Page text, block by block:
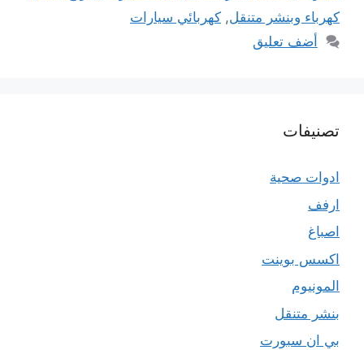
كهرباء وبنشر متنقل, كهربائي سيارات
أضف تعليق
تصنيفات
ادوات صحية
ارفف
اصباغ
اكسس بوينت
المونيوم
بنشر متنقل
بي ان سبورت